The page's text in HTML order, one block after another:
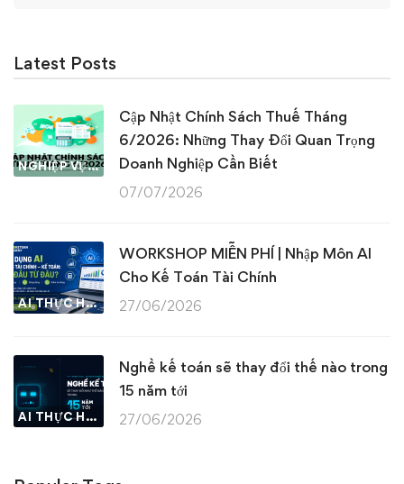
Latest Posts
NGHIỆP VỤ KẾ TOÁN & THUẾ
Cập Nhật Chính Sách Thuế Tháng
6/2026: Những Thay Đổi Quan Trọng
Doanh Nghiệp Cần Biết
07/07/2026
AI THỰC HÀNH
WORKSHOP MIỄN PHÍ | Nhập Môn AI
Cho Kế Toán Tài Chính
27/06/2026
AI THỰC HÀNH
Nghề kế toán sẽ thay đổi thế nào trong
15 năm tới
27/06/2026